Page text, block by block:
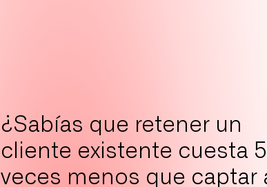
¿Sabías que retener un
cliente existente cuesta 5
veces menos que captar